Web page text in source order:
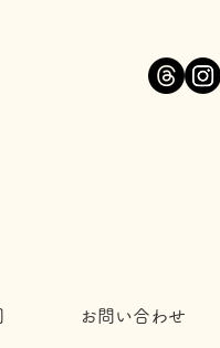
お問い合わせ